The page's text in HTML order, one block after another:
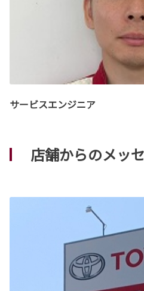
サービスエンジニア
店舗からのメッ